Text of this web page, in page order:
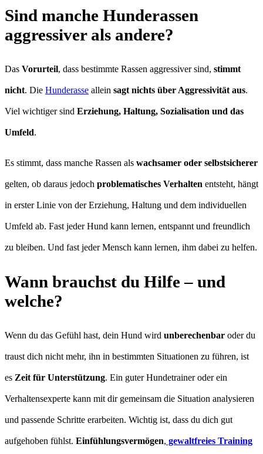
Sind manche Hunderassen
aggressiver als andere?
Das Vorurteil, dass bestimmte Rassen aggressiver sind, stimmt
nicht. Die Hunderasse allein sagt nichts über Aggressivität aus.
Viel wichtiger sind Erziehung, Haltung, Sozialisation und das
Umfeld.
Es stimmt, dass manche Rassen als wachsamer oder selbstsicherer
gelten, ob daraus jedoch problematisches Verhalten entsteht, hängt
in erster Linie von der Erziehung, Haltung und dem individuellen
Umfeld ab. Fast jeder Hund kann lernen, entspannt und freundlich
zu bleiben. Und fast jeder Mensch kann lernen, ihm dabei zu helfen.
Wann brauchst du Hilfe – und
welche?
Wenn du das Gefühl hast, dein Hund wird unberechenbar oder du
traust dich nicht mehr, ihn in bestimmten Situationen zu führen, ist
es Zeit für Unterstützung. Ein guter Hundetrainer oder ein
Verhaltensexperte kann mit dir gemeinsam die Situation analysieren
und passende Schritte erarbeiten. Wichtig ist, dass du dich gut
aufgehoben fühlst. Einfühlungsvermögen, gewaltfreies Training